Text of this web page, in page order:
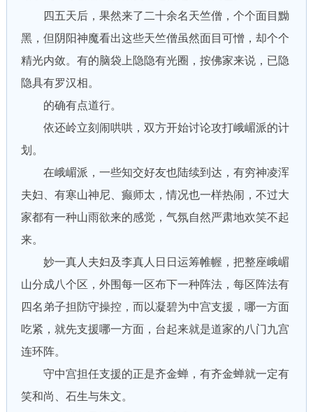
四五天后，果然来了二十余名天竺僧，个个面目黝
黑，但阴阳神魔看出这些天竺僧虽然面目可憎，却个个
精光内敛。有的脑袋上隐隐有光圈，按佛家来说，已隐
隐具有罗汉相。
的确有点道行。
依还岭立刻闹哄哄，双方开始讨论攻打峨嵋派的计
划。
在峨嵋派，一些知交好友也陆续到达，有穷神凌浑
夫妇、有寒山神尼、癫师太，情况也一样热闹，不过大
家都有一种山雨欲来的感觉，气氛自然严肃地欢笑不起
来。
妙一真人夫妇及李真人日日运筹帷幄，把整座峨嵋
山分成八个区，外围每一区布下一种阵法，每区阵法有
四名弟子担防守操控，而以凝碧为中宫支援，哪一方面
吃紧，就先支援哪一方面，台起来就是道家的八门九宫
连环阵。
守中宫担任支援的正是齐金蝉，有齐金蝉就一定有
笑和尚、石生与朱文。